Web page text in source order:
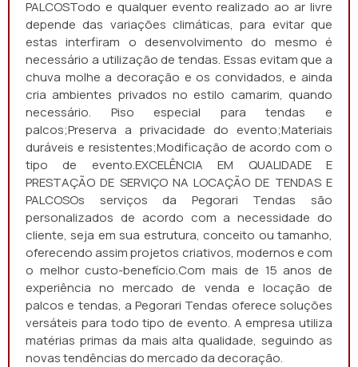
PALCOSTodo e qualquer evento realizado ao ar livre
depende das variações climáticas, para evitar que
estas interfiram o desenvolvimento do mesmo é
necessário a utilização de tendas. Essas evitam que a
chuva molhe a decoração e os convidados, e ainda
cria ambientes privados no estilo camarim, quando
necessário. Piso especial para tendas e
palcos;Preserva a privacidade do evento;Materiais
duráveis e resistentes;Modificação de acordo com o
tipo de evento.EXCELÊNCIA EM QUALIDADE E
PRESTAÇÃO DE SERVIÇO NA LOCAÇÃO DE TENDAS E
PALCOSOs serviços da Pegorari Tendas são
personalizados de acordo com a necessidade do
cliente, seja em sua estrutura, conceito ou tamanho,
oferecendo assim projetos criativos, modernos e com
o melhor custo-benefício.Com mais de 15 anos de
experiência no mercado de venda e locação de
palcos e tendas, a Pegorari Tendas oferece soluções
versáteis para todo tipo de evento. A empresa utiliza
matérias primas da mais alta qualidade, seguindo as
novas tendências do mercado da decoração.